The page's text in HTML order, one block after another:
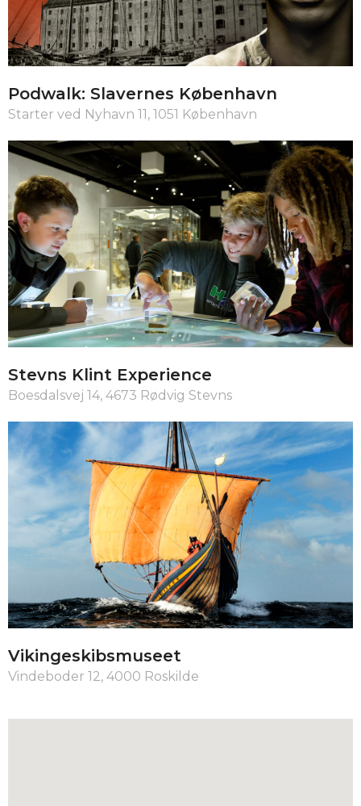
Podwalk: Slavernes København
Starter ved Nyhavn 11, 1051 København
Stevns Klint Experience
Boesdalsvej 14, 4673 Rødvig Stevns
Vikingeskibsmuseet
Vindeboder 12, 4000 Roskilde